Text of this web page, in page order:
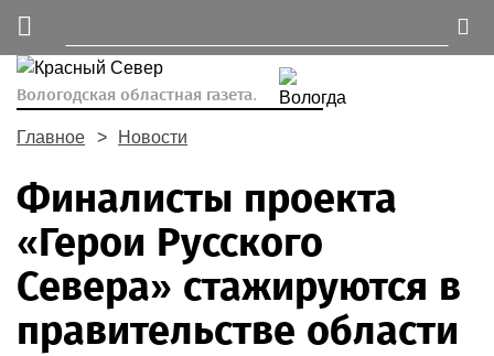
Вологодская областная газета.
Главное Новости
Финалисты проекта
«Герои Русского
Севера» стажируются в
правительстве области